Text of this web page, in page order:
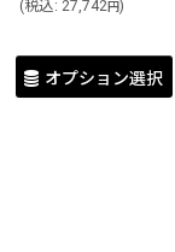
(税込: 27,742円)
オプション選択